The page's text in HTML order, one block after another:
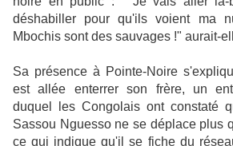
déshabiller pour qu'ils voient ma
Mbochis sont des sauvages !" aurait-
Sa présence à Pointe-Noire
est allée enterrer son frère, un
duquel les Congolais ont constaté
Sassou Nguesso ne se déplace plus
ce qui indique qu'il se fiche du